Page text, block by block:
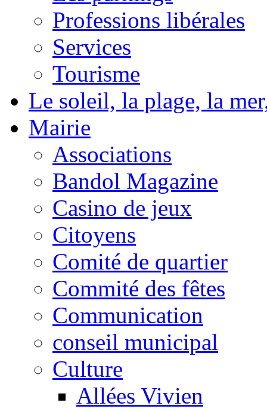
Professions libérales
Services
Tourisme
Le soleil, la plage, la
Mairie
Associations
Bandol Magazine
Casino de jeux
Citoyens
Comité de quartier
Commité des fêtes
Communication
conseil municipal
Culture
Allées Vivien